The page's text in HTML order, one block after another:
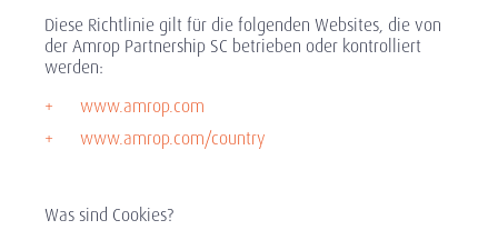
Diese Richtlinie gilt für die folgenden Websites, die von
der Amrop Partnership SC betrieben oder kontrolliert
werden:
www.amrop.com
www.amrop.com/country
Was sind Cookies?